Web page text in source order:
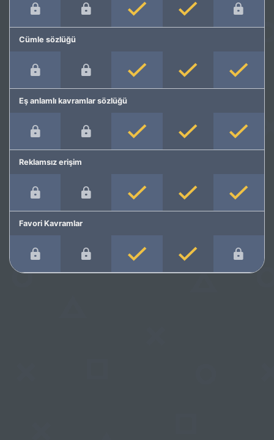
Cümle sözlüğü
Eş anlamlı kavramlar sözlüğü
Reklamsız erişim
Favori Kavramlar